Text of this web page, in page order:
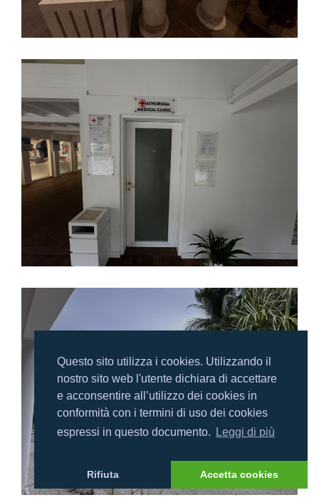
Questo sito utilizza i cookies. Utilizzando il
nostro sito web l'utente dichiara di accettare
e acconsentire all’utilizzo dei cookies in
conformità con i termini di uso dei cookies
espressi in questo documento.
Leggi di più
Rifiuta Accetta cookies